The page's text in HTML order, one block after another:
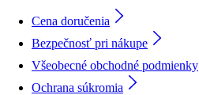
Cena doručenia
Bezpečnosť pri nákupe
Všeobecné obchodné podmienky
Ochrana súkromia